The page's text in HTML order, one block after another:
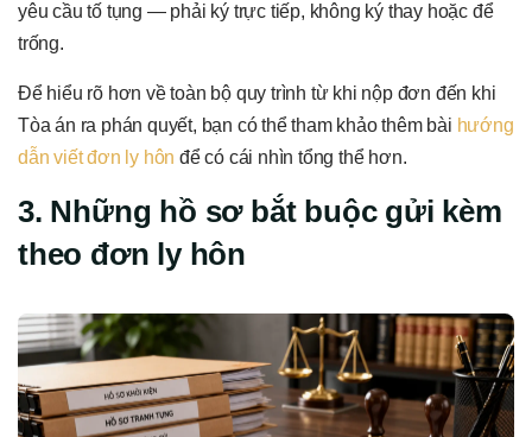
yêu cầu tố tụng — phải ký trực tiếp, không ký thay hoặc để
trống.
Để hiểu rõ hơn về toàn bộ quy trình từ khi nộp đơn đến khi
Tòa án ra phán quyết, bạn có thể tham khảo thêm bài hướng
dẫn viết đơn ly hôn để có cái nhìn tổng thể hơn.
3. Những hồ sơ bắt buộc gửi kèm
theo đơn ly hôn